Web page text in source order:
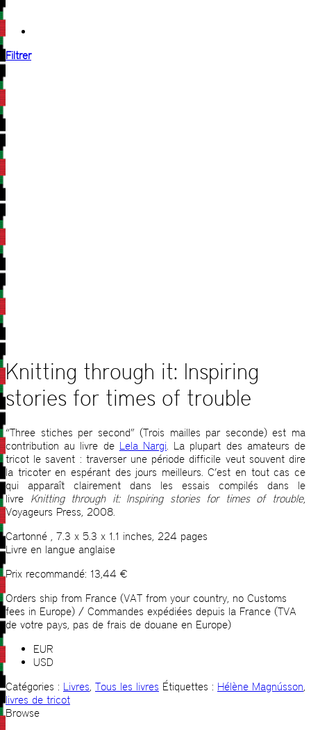
Filtrer
Knitting through it: Inspiring
stories for times of trouble
“Three stiches per second” (Trois mailles par seconde) est ma
contribution au livre de Lela Nargi. La plupart des amateurs de
tricot le savent : traverser une période difficile veut souvent dire
la tricoter en espérant des jours meilleurs. C’est en tout cas ce
qui apparaît clairement dans les essais compilés dans le
livre Knitting through it: Inspiring stories for times of trouble,
Voyageurs Press, 2008.
Cartonné , 7.3 x 5.3 x 1.1 inches, 224 pages
Livre en langue anglaise
Prix recommandé: 13,44 €
Orders ship from France (VAT from your country, no Customs
fees in Europe) / Commandes expédiées depuis la France (TVA
de votre pays, pas de frais de douane en Europe)
EUR
USD
Catégories : Livres, Tous les livres Étiquettes : Hélène Magnússon,
livres de tricot
Browse